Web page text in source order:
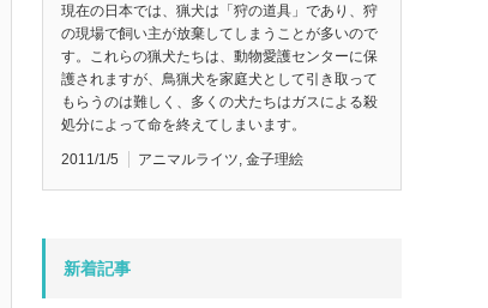
現在の日本では、猟犬は「狩の道具」であり、狩
の現場で飼い主が放棄してしまうことが多いので
す。これらの猟犬たちは、動物愛護センターに保
護されますが、鳥猟犬を家庭犬として引き取って
もらうのは難しく、多くの犬たちはガスによる殺
処分によって命を終えてしまいます。
2011/1/5 アニマルライツ, 金子理絵
新着記事